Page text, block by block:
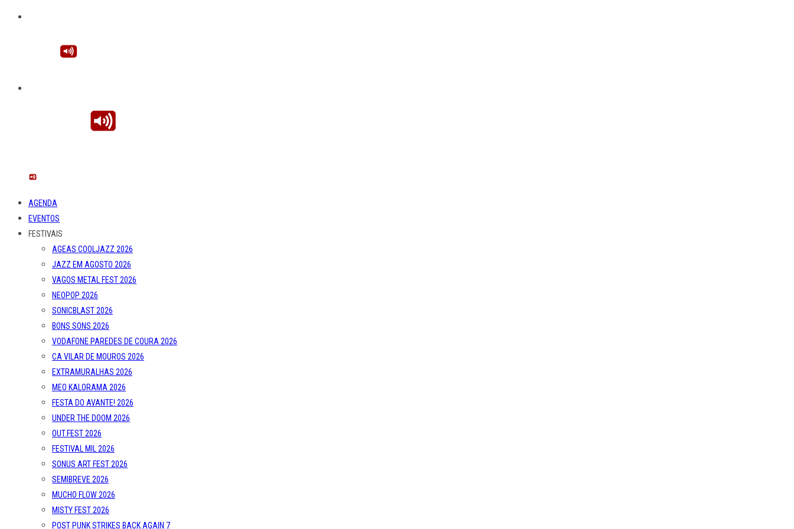
AGENDA
EVENTOS
FESTIVAIS
AGEAS COOLJAZZ 2026
JAZZ EM AGOSTO 2026
VAGOS METAL FEST 2026
NEOPOP 2026
SONICBLAST 2026
BONS SONS 2026
VODAFONE PAREDES DE COURA 2026
CA VILAR DE MOUROS 2026
EXTRAMURALHAS 2026
MEO KALORAMA 2026
FESTA DO AVANTE! 2026
UNDER THE DOOM 2026
OUT.FEST 2026
FESTIVAL MIL 2026
SONUS ART FEST 2026
SEMIBREVE 2026
MUCHO FLOW 2026
MISTY FEST 2026
POST PUNK STRIKES BACK AGAIN 7